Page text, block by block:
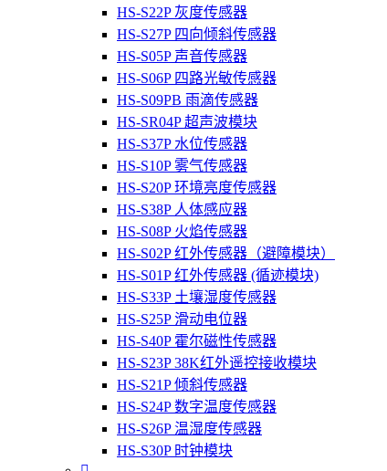
HS-S22P 灰度传感器
HS-S27P 四向倾斜传感器
HS-S05P 声音传感器
HS-S06P 四路光敏传感器
HS-S09PB 雨滴传感器
HS-SR04P 超声波模块
HS-S37P 水位传感器
HS-S10P 雾气传感器
HS-S20P 环境亮度传感器
HS-S38P 人体感应器
HS-S08P 火焰传感器
HS-S02P 红外传感器（避障模块）
HS-S01P 红外传感器 (循迹模块)
HS-S33P 土壤湿度传感器
HS-S25P 滑动电位器
HS-S40P 霍尔磁性传感器
HS-S23P 38K红外遥控接收模块
HS-S21P 倾斜传感器
HS-S24P 数字温度传感器
HS-S26P 温湿度传感器
HS-S30P 时钟模块